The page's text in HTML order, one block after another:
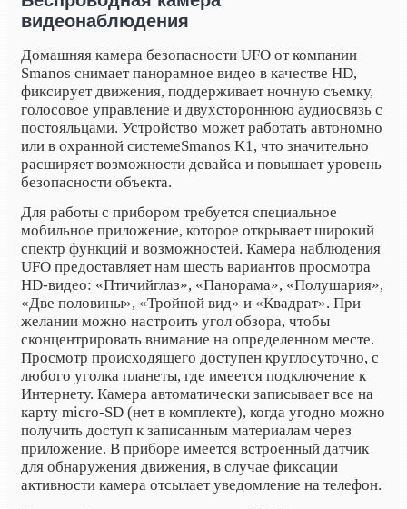
видеонаблюдения
Домашняя камера безопасности UFO от компании
Smanos снимает панорамное видео в качестве HD,
фиксирует движения, поддерживает ночную съемку,
голосовое управление и двухстороннюю аудиосвязь с
постояльцами. Устройство может работать автономно
или в охранной системеSmanos K1 , что значительно
расширяет возможности девайса и повышает уровень
безопасности объекта.
Для работы с прибором требуется специальное
мобильное приложение, которое открывает широкий
спектр функций и возможностей. Камера наблюдения
UFO предоставляет нам шесть вариантов просмотра
HD-видео: «Птичийглаз», «Панорама», «Полушария»,
«Две половины», «Тройной вид» и «Квадрат». При
желании можно настроить угол обзора, чтобы
сконцентрировать внимание на определенном месте.
Просмотр происходящего доступен круглосуточно, с
любого уголка планеты, где имеется подключение к
Интернету. Камера автоматически записывает все на
карту micro-SD (нет в комплекте), когда угодно можно
получить доступ к записанным материалам через
приложение. В приборе имеется встроенный датчик
для обнаружения движения, в случае фиксации
активности камера отсылает уведомление на телефон.